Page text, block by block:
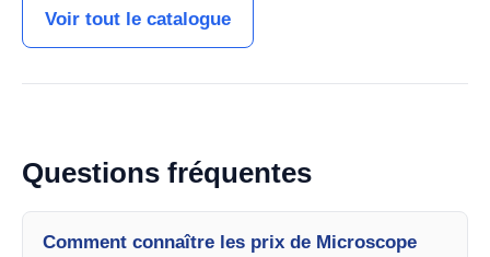
Voir tout le catalogue
Questions fréquentes
Comment connaître les prix de Microscope